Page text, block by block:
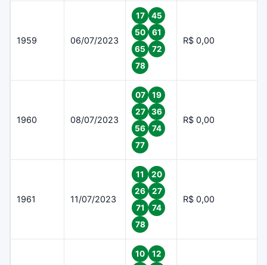
1959 06/07/2023
17
45
50
61
65
72
78
R$ 0,00
1960 08/07/2023
07
19
27
36
56
74
77
R$ 0,00
1961 11/07/2023
11
20
26
27
71
74
78
R$ 0,00
10
12